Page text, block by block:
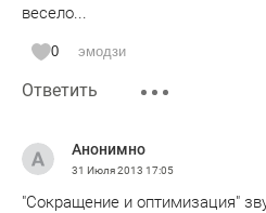
весело...
0 эмодзи
Ответить
Анонимно
31 Июля 2013 17:05
"Сокращение и оптимизация"